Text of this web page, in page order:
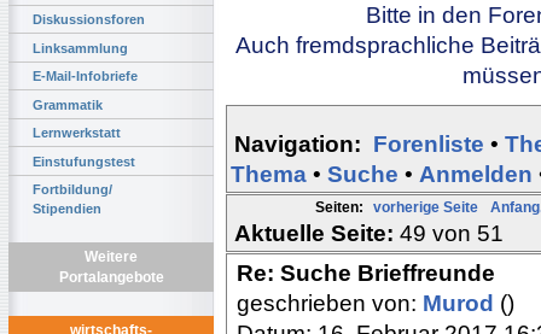
Diskussionsforen
Linksammlung
E-Mail-Infobriefe
Grammatik
Lernwerkstatt
Einstufungstest
Fortbildung/
Stipendien
Weitere
Portalangebote
Bitte in den
Auch fremdsprachliche
Navigation: Forenliste •
Thema • Suche • Anmelden
Seiten: vorherige Seite
Aktuelle Seite: 49 von 51
Re: Suche Brieffreunde
geschrieben von: Murod ()